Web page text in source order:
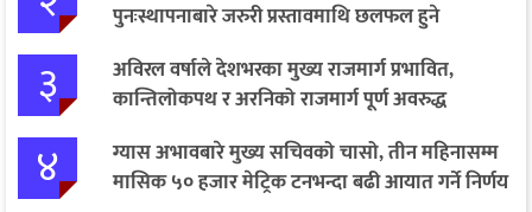
पुनःस्थापनाबारे जरुरी प्रस्तावमाथि छलफल हुने
३
अविरल वर्षाले देशभरका मुख्य राजमार्ग प्रभावित,
कान्तिलोकपथ र अरनिको राजमार्ग पूर्ण अवरुद्ध
४
ग्यास अभावबारे मुख्य सचिवको चासो, तीन महिनासम्म
मासिक ५० हजार मेट्रिक टनभन्दा बढी आयात गर्ने निर्णय